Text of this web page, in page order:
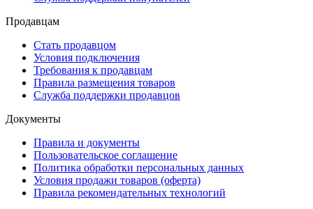
Продавцам
Стать продавцом
Условия подключения
Требования к продавцам
Правила размещения товаров
Служба поддержки продавцов
Документы
Правила и документы
Пользовательское соглашение
Политика обработки персональных данных
Условия продажи товаров (оферта)
Правила рекомендательных технологий